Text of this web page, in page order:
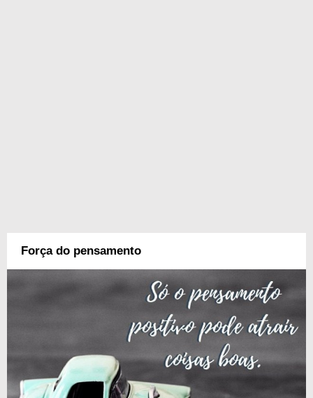
Força do pensamento